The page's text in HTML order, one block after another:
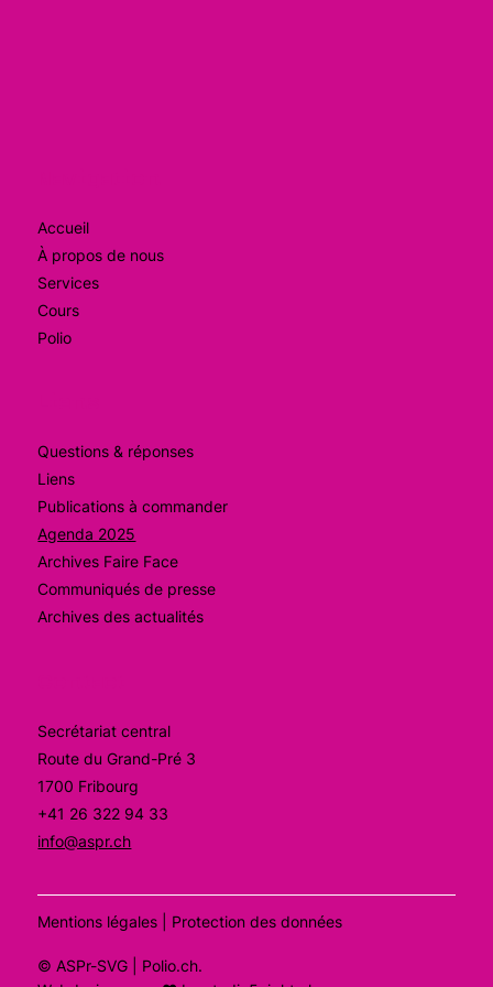
Accueil
À propos de nous
Services
Cours
Polio
Questions & réponses
Liens
Publications à commander
Agenda 2025
Archives Faire Face
Communiqués de presse
Archives des actualités
Secrétariat central
Route du Grand-Pré 3
1700 Fribourg
+41 26 322 94 33
info@aspr.ch
Mentions légales Protection des données
© ASPr-SVG | Polio.ch.